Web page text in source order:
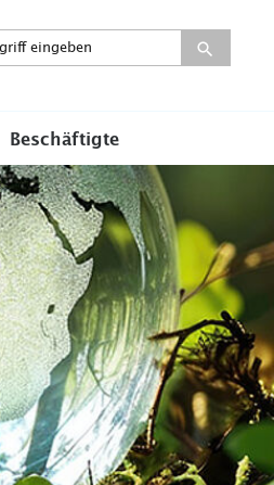
Beschäftigte